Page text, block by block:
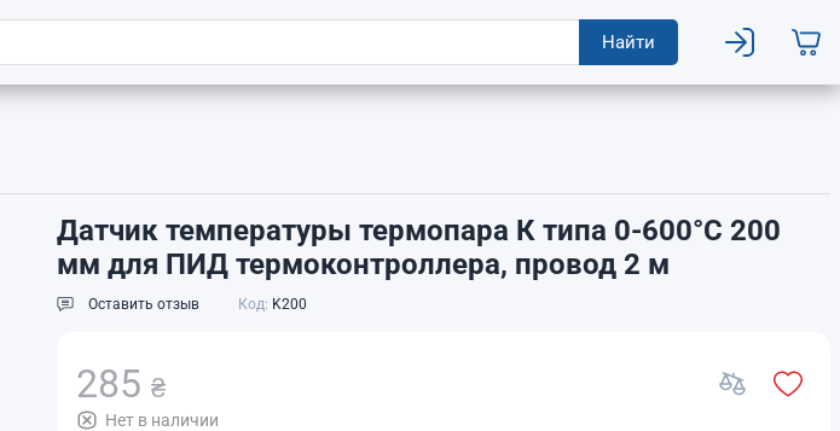
Найти
Датчик температуры термопара К типа 0-600°C 200
мм для ПИД термоконтроллера, провод 2 м
Оставить отзыв Код: K200
285 ₴
Нет в наличии